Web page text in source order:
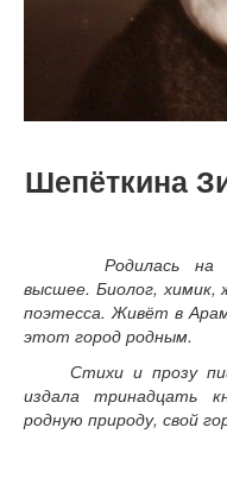
Шепёткина
Родилась
высшее. Биолог, химик,
поэтесса. Живёт в
этот город родным.
Стихи и прозу
издала тринадцать
родную природу, свой